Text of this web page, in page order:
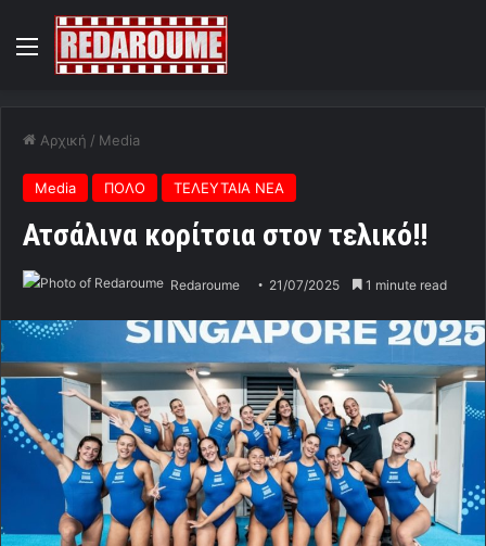
Menu
Αρχική / Media
Media ΠΟΛΟ ΤΕΛΕΥΤΑΙΑ ΝΕΑ
Ατσάλινα κορίτσια στον τελικό!!
Redaroume 21/07/2025 1 minute read